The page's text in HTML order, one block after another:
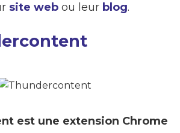
site web ou leur blog.
est une extension Chrome